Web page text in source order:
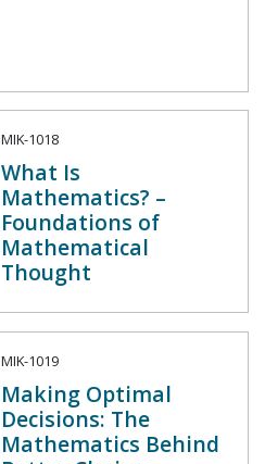
MIK-1018
What Is
Mathematics? –
Foundations of
Mathematical
Thought
MIK-1019
Making Optimal
Decisions: The
Mathematics Behind